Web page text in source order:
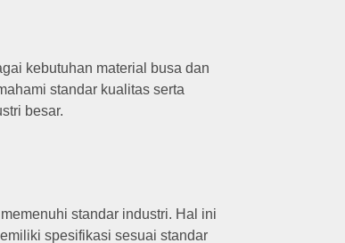
kebutuhan material busa dan
standar kualitas serta
besar.
standar industri. Hal ini
spesifikasi sesuai standar